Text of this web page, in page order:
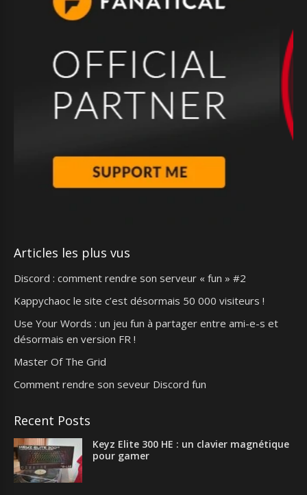
Articles les plus vus
Discord : comment rendre son serveur « fun » #2
Kappychaoc le site c’est désormais 50 000 visiteurs !
Use Your Words : un jeu fun à partager entre ami-e-s et
désormais en version FR !
Master Of The Grid
Comment rendre son seveur Discord fun
Recent Posts
Keyz Elite 300 HE : un clavier magnétique
pour gamer